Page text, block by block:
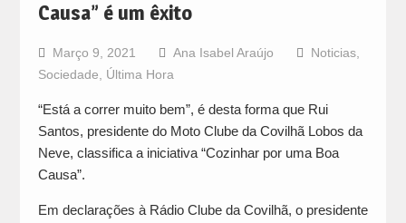
Causa” é um êxito
Março 9, 2021 Ana Isabel Araújo Noticias,
Sociedade
Última Hora
“Está a correr muito bem”, é desta forma que Rui
Santos, presidente do Moto Clube da Covilhã Lobos da
Neve, classifica a iniciativa “Cozinhar por uma Boa
Causa”.
Em declarações à Rádio Clube da Covilhã, o presidente